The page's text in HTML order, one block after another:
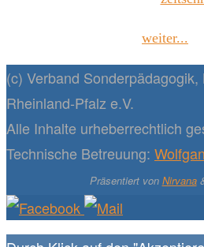
weiter...
(c) Verband
Rheinland-Pfalz e.V.
Alle Inhalte urheberrechtlich
Technische Betreuung:
Präsentiert von Nirvana